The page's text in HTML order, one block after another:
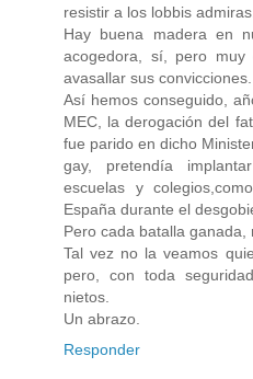
resistir a los lobbis admiras.
Hay buena madera en
acogedora, sí, pero muy
avasallar sus convicciones.
Así hemos conseguido,
MEC, la derogación del
fue parido en dicho
gay, pretendía
escuelas y
España durante el
Pero cada batalla ganada,
Tal vez no la veamos
pero, con toda
nietos.
Un abrazo.
Responder